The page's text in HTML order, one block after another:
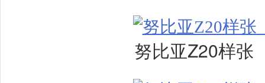
努比亚Z20样张